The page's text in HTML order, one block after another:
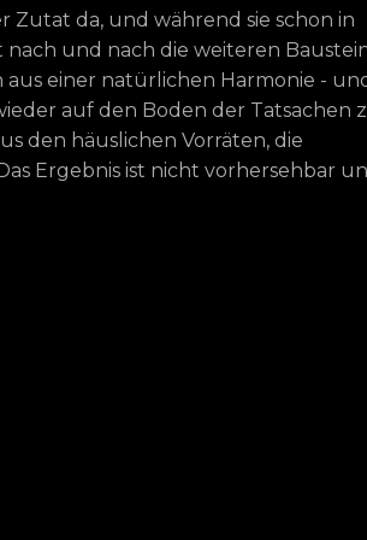
Zutat da, und während sie schon in
und nach die weiteren
einer natürlichen Harmonie -
auf den Boden der Tatsachen
den häuslichen Vorräten, die
Ergebnis ist nicht vorhersehbar